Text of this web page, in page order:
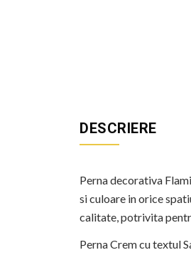
DESCRIERE
Perna decorativa
si culoare in orice
calitate, potrivita
Perna Crem cu textul